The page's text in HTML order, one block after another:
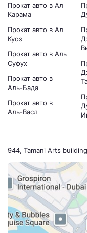
944, Tamani Arts
Прокат авто в Ал
Карама
Прокат авто в Ал
Куоз
Прокат авто в Аль
Суфух
Прокат авто в
Аль-Бада
Прокат авто в
Аль-Васл